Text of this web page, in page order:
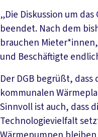
„Die Diskussion um
beendet. Nach dem
brauchen
und Beschäftigte
Der DGB begrüßt,
kommunalen
Sinnvoll ist auch, dass
Technologievielfalt